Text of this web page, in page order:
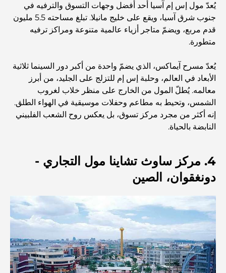
استكشاف مطاعم جميرا جولف إستيتس: دليل الطهي
Dubai Horse Racing: Where Tradition Meets
Global Competition
المقاهي في نخلة جميرا: دليل لأفضل أماكن القهوة وأسلوب
الحياة في الجزيرة
أفضل وجبات الإفطار في دبي: اختياراتي المفضلة لعام 2026
كيفية الحصول على قرض عقاري في دبي: الدليل الشامل
مخطط تلال الغاف الرئيسي: معيار جديد للحياة المتكاملة في
منازل متوافقة مع مبادئ فاستو: دليل عملي لتحقيق التوازن
والانسجام
أفضل شركات تنسيق الحدائق في دبي: تحويل المساحات
يُعدّ مول إس إم آسيا أحد أفضل وجهات التسوق والترفيه في
جنوب شرق آسيا، ويقع على خليج مانيلا. تبلغ مساحته 5.5 مليون
قدم مربع، ويضمّ متاجر أزياء عالمية متنوعة ومراكز ترفيه
متطورة.
يُعدّ مسرح آيماكس، الذي يضمّ واحدة من أكبر دور السينما ثلاثية
الأبعاد في العالم، وحلبة إس إم للتزلج على الجليد، من أبرز
معالمه. يُطلّ المول من الخارج على منظر خلاب لغروب
الشمس، وتحيط به مطاعم وحفلات موسيقية في الهواء الطلق.
إنه أكثر من مجرد مركز تسوق، بل يعكس روح الشعب الفلبيني
النابضة بالحياة.
4. مركز ساوث تشاينا مول التجاري -
دونغقوان، الصين